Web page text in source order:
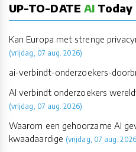
UP-TO-DATE AI Today
Kan Europa met strenge
(vrijdag, 07 aug. 2026)
ai-verbindt-onderzoekers-
AI verbindt onderzoekers
(vrijdag, 07 aug. 2026)
Waarom een gehoorzame AI
kwaadaardige (vrijdag, 07 aug.